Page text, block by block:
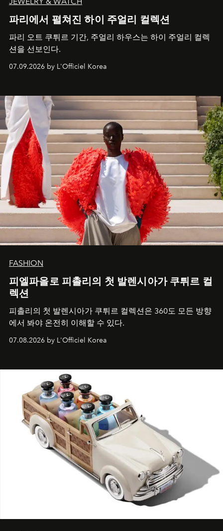
파리에서 펼쳐진 하이 주얼리 컬렉션
파리 오트 쿠튀르 기간, 주얼리 하우스는 하이 주얼리 컬렉
션을 선보인다.
07.09.2026 by L'Officiel Korea
FASHION
피엘파올로 피촐리의 첫 발렌시아가 쿠튀르 컬
렉션
피촐리의 첫 발렌시아가 쿠튀르 컬렉션은 360도 모든 방향
에서 봐야 온전히 이해할 수 있다.
07.08.2026 by L'Officiel Korea